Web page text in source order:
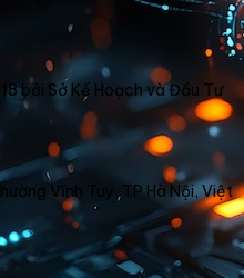
bởi Sở Kế Hoạch và Đầu Tư
Vĩnh Tuy, TP Hà Nội, Việt